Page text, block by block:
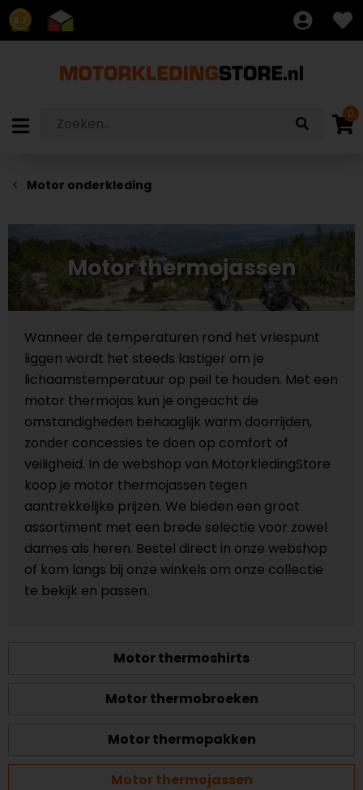
8.7
0
Motor onderkleding
Motor thermojassen
Wanneer de temperaturen rond het vriespunt
liggen wordt het steeds lastiger om je
lichaamstemperatuur op peil te houden. Met een
motor thermojas kun je ongeacht de
omstandigheden behaaglijk warm doorrijden,
zonder concessies te doen op comfort of
veiligheid. In de webshop van MotorkledingStore
koop je motor thermojassen tegen
aantrekkelijke prijzen. We bieden een groot
assortiment met een brede selectie voor zowel
dames als heren. Bestel direct in onze webshop
of kom langs bij onze winkels om onze collectie
te bekijk en passen.
Motor thermoshirts
Motor thermobroeken
Motor thermopakken
Motor thermojassen